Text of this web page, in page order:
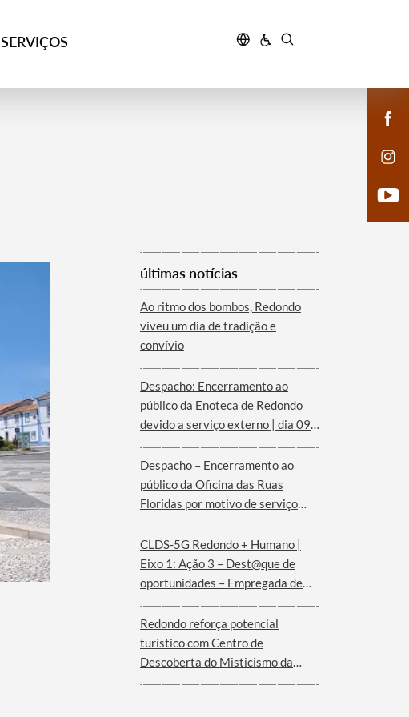
SERVIÇOS
últimas notícias
Ao ritmo dos bombos, Redondo
viveu um dia de tradição e
convívio
Despacho: Encerramento ao
público da Enoteca de Redondo
devido a serviço externo | dia 09
Despacho – Encerramento ao
público da Oficina das Ruas
Floridas por motivo de serviço
CLDS-5G Redondo + Humano |
Eixo 1: Ação 3 – Dest@que de
oportunidades – Empregada de
Paulo – Serra d´Ossa)
Redondo reforça potencial
turístico com Centro de
Descoberta do Misticismo da
Serra d´Ossa